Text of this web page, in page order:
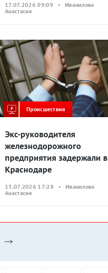
17.07.2026 09:09 • Иванилова
Анастасия
Происшествия
Экс-руководителя
железнодорожного
предприятия задержали в
Краснодаре
13.07.2026 17:28 • Иванилова
Анастасия